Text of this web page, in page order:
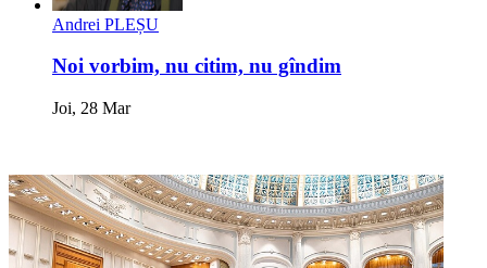
Andrei PLEȘU
Noi vorbim, nu citim, nu gîndim
Joi, 28 Mar